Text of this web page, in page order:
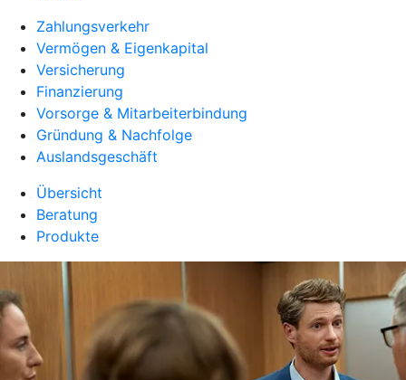
Zahlungsverkehr
Vermögen & Eigenkapital
Versicherung
Finanzierung
Vorsorge & Mitarbeiterbindung
Gründung & Nachfolge
Auslandsgeschäft
Übersicht
Beratung
Produkte